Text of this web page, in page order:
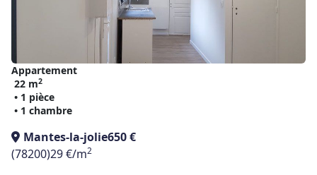
Appartement
22 m2
• 1 pièce
• 1 chambre
Mantes-la-jolie650 €
(78200)29 €/m2